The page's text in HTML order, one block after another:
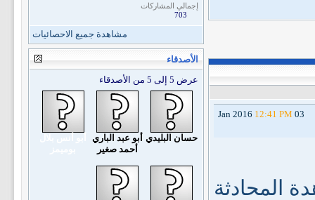
03 Jan 2016
12:41 PM
المحادثة
إجمالي المشاركات
703
مشاهدة جميع الاحصائيات
الأصدقاء
عرض 5 إلى 5 من الأصدقاء
حسان البليدي أبو عبد الباري
أحمد صغير